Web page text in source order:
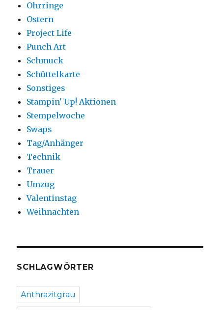
Ohrringe
Ostern
Project Life
Punch Art
Schmuck
Schüttelkarte
Sonstiges
Stampin' Up! Aktionen
Stempelwoche
Swaps
Tag/Anhänger
Technik
Trauer
Umzug
Valentinstag
Weihnachten
SCHLAGWÖRTER
Anthrazitgrau